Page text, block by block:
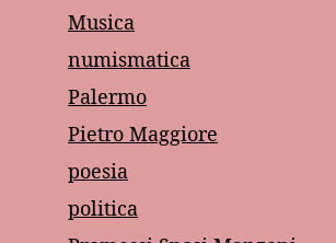
Musica
numismatica
Palermo
Pietro Maggiore
poesia
politica